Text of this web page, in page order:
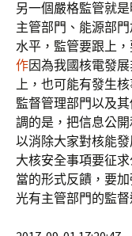
另一個嚴格監管就
主管部門、能源部
水平，監管要跟上
作因為我國核電發
上，也可能有發生
監督管理部門以及
調的是，把信息公
以消除大家對核能
大核安全事項要征
當的形式反饋，要
光有主管部門的監